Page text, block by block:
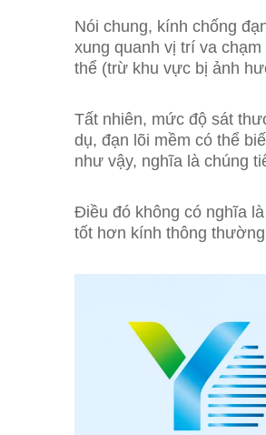
Nói chung, kính chống
xung quanh vị trí va
thể (trừ khu vực bị ảnh
Tất nhiên, mức độ sát
dụ, đạn lõi mềm có thể
như vậy, nghĩa là chúng
Điều đó không có nghĩa
tốt hơn kính thông